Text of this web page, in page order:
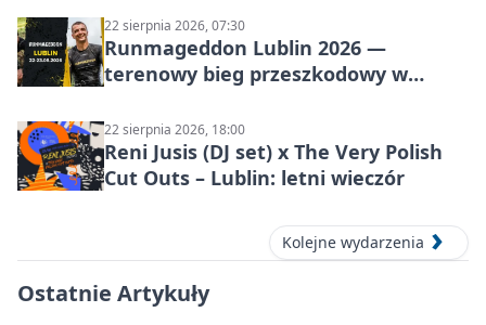
22 sierpnia 2026, 07:30
Runmageddon Lublin 2026 —
terenowy bieg przeszkodowy w
22 sierpnia 2026, 18:00
Reni Jusis (DJ set) x The Very Polish
Cut Outs – Lublin: letni wieczór
Kolejne wydarzenia
Ostatnie Artykuły